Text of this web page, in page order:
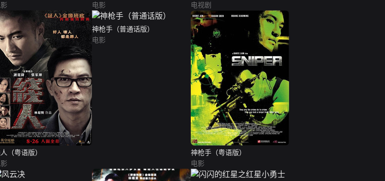
电影
电视剧
（粤语版）
神枪手（普通话版）
电影
神枪手（粤语版）
电影